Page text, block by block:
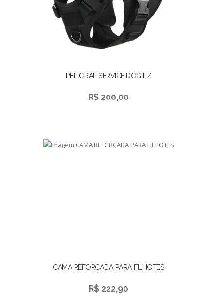
PEITORAL SERVICE DOG LZ
R$ 200,00
CAMA REFORÇADA PARA FILHOTES
R$ 222,90